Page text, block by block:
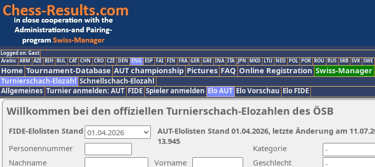
Logged on: Gast
Arabic ARM AZE BIH BUL CAT CHN CRO CZE DEN ENG ESP FAI FIN FRA GER GRE INA ITA JPN MKD LTU NED POL POR ROU RUS SRB SVK SWE
Home Tournament-Database AUT championship Pictures FAQ Online Registration Swiss-Manager
Turnierschach-Elozahl Schnellschach-Elozahl
Allgemeines Turnier anmelden: AUT FIDE Spieler anmelden Elo AUT Elo Vorschau Elo FIDE
Willkommen bei den offiziellen Turnierschach-Elozahlen des ÖSB
Nachname
Vorname
Kategorie
Personennummer
Geschlecht
AUT-Elolisten Stand 01.04.2026, letzte Änderung am
13.945
FIDE-Elolisten Stand